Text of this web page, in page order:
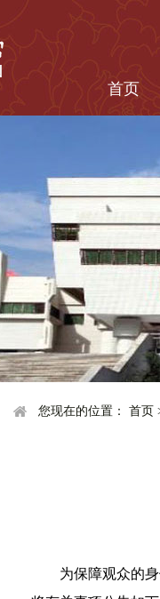
首页
您现在的位置： 首页
为保障观众的